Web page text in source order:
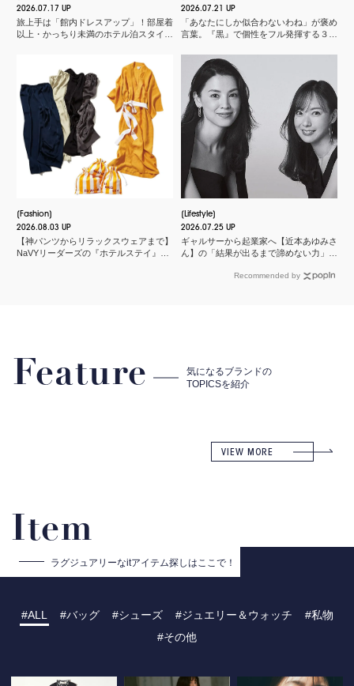
2026.07.17 UP
旅上手は「館内ドレスアップ」！部屋着
以上・かっちり未満のホテル泊スタイル
2026.07.21 UP
「あなたにしか似合わないわね」が褒め
言葉。『黒』で個性をフル発揮する３つ
Fashion
2026.08.03 UP
【神パンツからリラックスウェアまで】
NaVYリーダーズの『ホテルステイ』に
Lifestyle
2026.07.25 UP
ギャルサーから起業家へ【近本あゆみさ
ん】の「結果が出るまで諦めない力」と
Recommended by
Feature
気になるブランドの
TOPICSを紹介
VIEW MORE
Item
ラグジュアリーなitアイテム探しはここで！
ALL バッグ シューズ ジュエリー＆ウォッチ
私物
その他